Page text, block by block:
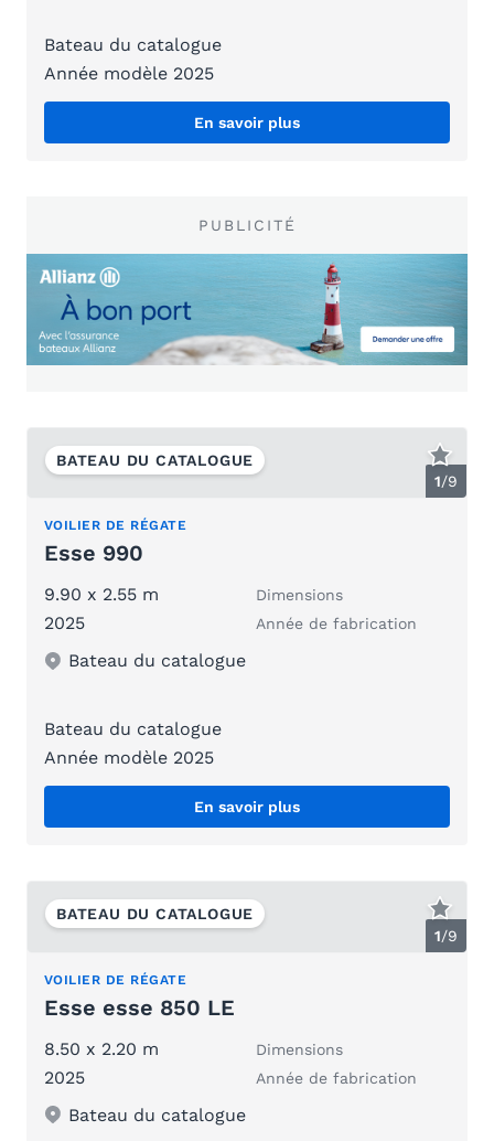
Bateau du catalogue
Année modèle 2025
En savoir plus
PUBLICITÉ
1/9
BATEAU DU CATALOGUE
VOILIER DE RÉGATE
Esse 990
9.90 x 2.55 m Dimensions
2025 Année de fabrication
Bateau du catalogue
Bateau du catalogue
Année modèle 2025
En savoir plus
1/9
BATEAU DU CATALOGUE
VOILIER DE RÉGATE
Esse esse 850 LE
8.50 x 2.20 m Dimensions
2025 Année de fabrication
Bateau du catalogue